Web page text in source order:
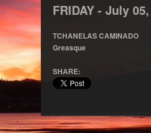
FRIDAY - July 05,
TCHANELAS CAMINADO
Greasque
SHARE: